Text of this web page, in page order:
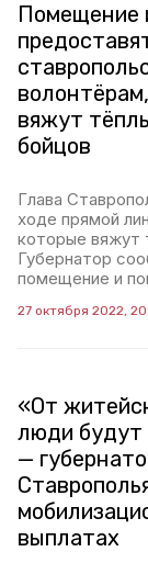
Помещение
вяжут
бойцов
Глава
ходе прямой
которые вяжут
Губернатор
помещение и
27 октября 2022,
«От
люди
—
выплатах